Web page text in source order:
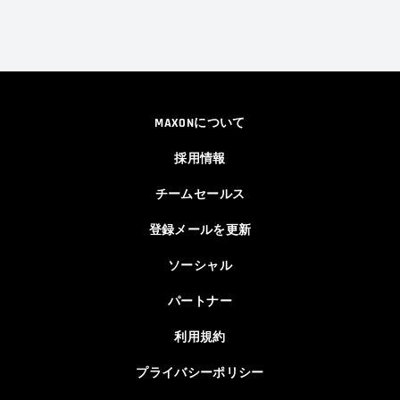
MAXONについて
採用情報
チームセールス
登録メールを更新
ソーシャル
パートナー
利用規約
プライバシーポリシー